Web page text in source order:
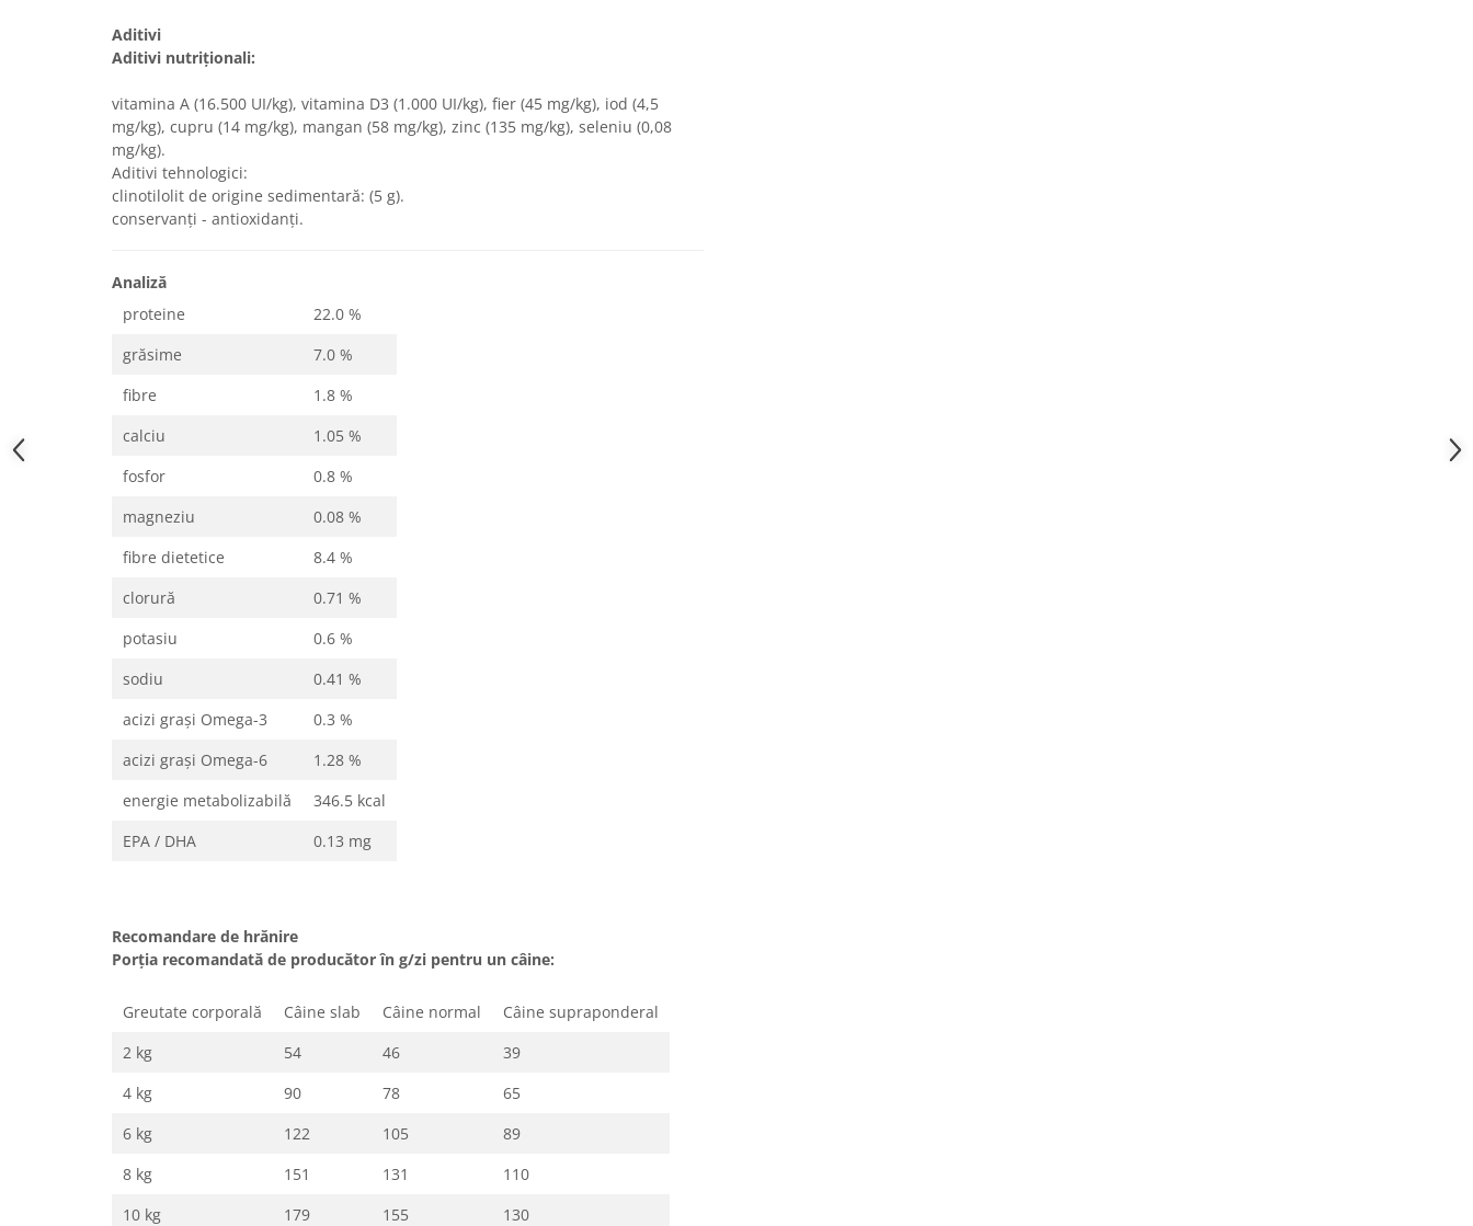
Aditivi
Aditivi nutriționali:
vitamina A (16.500 UI/kg), vitamina D3 (1.000 UI/kg), fier (45 mg/kg), iod (4,5
mg/kg), cupru (14 mg/kg), mangan (58 mg/kg), zinc (135 mg/kg), seleniu (0,08
mg/kg).
Aditivi tehnologici:
clinotilolit de origine sedimentară: (5 g).
conservanți - antioxidanți.
Analiză
proteine
22.0 %
grăsime
7.0 %
fibre
1.8 %
calciu
1.05 %
fosfor
0.8 %
magneziu
0.08 %
fibre dietetice
8.4 %
clorură
0.71 %
potasiu
0.6 %
sodiu
0.41 %
acizi graşi Omega-3
0.3 %
acizi graşi Omega-6
1.28 %
energie metabolizabilă
346.5 kcal
EPA / DHA
0.13 mg
Recomandare de hrănire
Porția recomandată de producător în g/zi pentru un câine:
Greutate corporală Câine slab Câine normal
Câine supraponderal
2 kg
54 46
39
4 kg
90 78
65
6 kg
122 105
89
8 kg
151 131
110
10 kg
179 155
130